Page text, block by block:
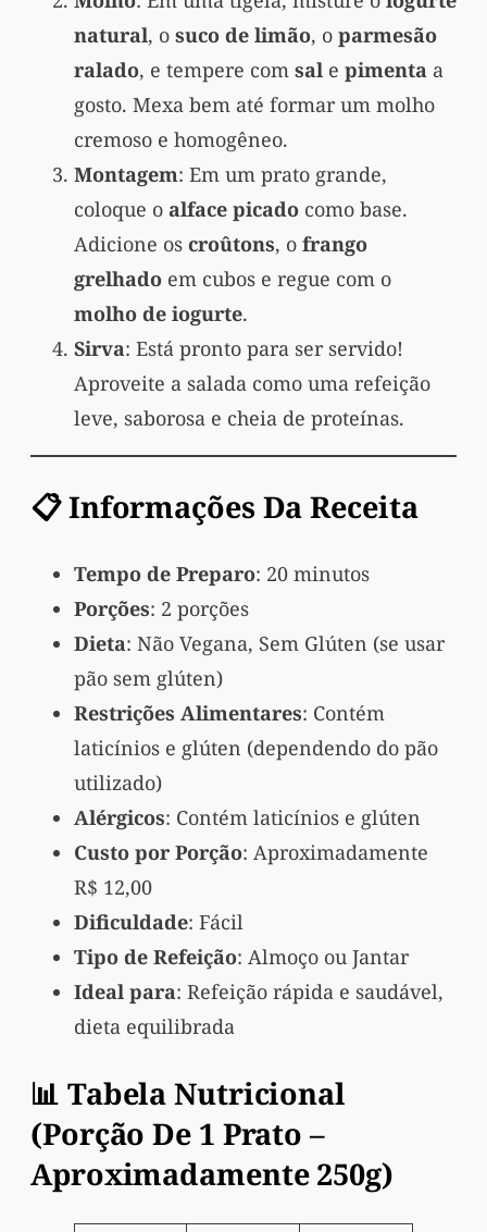
natural, o suco de limão, o parmesão
ralado, e tempere com sal e pimenta a
gosto. Mexa bem até formar um molho
cremoso e homogêneo.
Montagem: Em um prato grande,
coloque o alface picado como base.
Adicione os croûtons, o frango
grelhado em cubos e regue com o
molho de iogurte.
Sirva: Está pronto para ser servido!
Aproveite a salada como uma refeição
leve, saborosa e cheia de proteínas.
📋 Informações Da Receita
Tempo de Preparo: 20 minutos
Porções: 2 porções
Dieta: Não Vegana, Sem Glúten (se usar
pão sem glúten)
Restrições Alimentares: Contém
laticínios e glúten (dependendo do pão
utilizado)
Alérgicos: Contém laticínios e glúten
Custo por Porção: Aproximadamente
R$ 12,00
Dificuldade: Fácil
Tipo de Refeição: Almoço ou Jantar
Ideal para: Refeição rápida e saudável,
dieta equilibrada
📊 Tabela Nutricional
(Porção De 1 Prato –
Aproximadamente 250g)